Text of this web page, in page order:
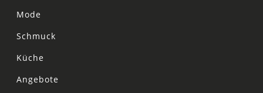
Mode
Schmuck
Küche
Angebote